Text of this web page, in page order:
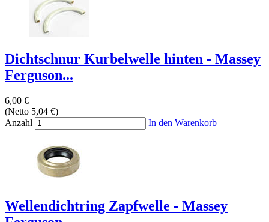
Dichtschnur Kurbelwelle hinten - Massey
Ferguson...
6,00 €
(Netto 5,04 €)
Anzahl
In den Warenkorb
Wellendichtring Zapfwelle - Massey